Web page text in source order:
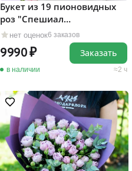
нет оценок6 заказов
Букет из 19 пионовидных
роз "Спешиал
Дайменшенс"
9990
в наличии 2 ч
Заказать